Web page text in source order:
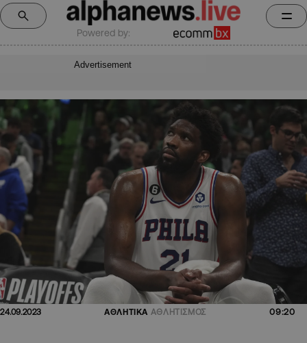
Powered by:
Advertisement
24.09.2023 ΑΘΛΗΤΙΚΑ ΑΘΛΗΤΙΣΜΟΣ 09:20